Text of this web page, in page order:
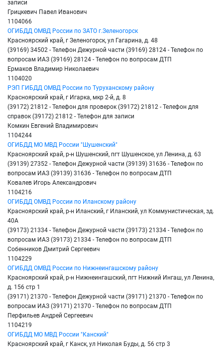
записи
Грицкевич Павел Иванович
1104066
ОГИБДД ОМВД России по ЗАТО г.Зеленогорск
Красноярский край, г Зеленогорск, ул Гагарина, д. 48
(39169) 34502 - Телефон Дежурной части (39169) 28124 - Телефон по
вопросам ИАЗ (39169) 28124 - Телефон по вопросам ДТП
Ермаков Владимир Николаевич
1104020
РЭП ГИБДД ОМВД России по Туруханскому району
Красноярский край, г Игарка, мкр 2-й, д. 8
(39172) 21812 - Телефон для проверок (39172) 21812 - Телефон для
справок (39172) 21812 - Телефон для записи
Комкин Евгений Владимирович
1104244
ОГИБДД МО МВД России "Шушенский"
Красноярский край, р-н Шушенский, пгт Шушенское, ул Ленина, д. 63
(39139) 27352 - Телефон Дежурной части (39139) 31636 - Телефон по
вопросам ИАЗ (39139) 31636 - Телефон по вопросам ДТП
Ковалев Игорь Александрович
1104216
ОГИБДД ОМВД России по Иланскому району
Красноярский край, р-н Иланский, г Иланский, ул Коммунистическая, зд.
40А
(39173) 21334 - Телефон Дежурной части (39173) 21334 - Телефон по
вопросам ИАЗ (39173) 21334 - Телефон по вопросам ДТП
Собенников Дмитрий Сергеевич
1104229
ОГИБДД ОМВД России по Нижнеингашскому району
Красноярский край, р-н Нижнеингашский, пгт Нижний Ингаш, ул Ленина,
д. 156 стр 1
(39171) 21370 - Телефон Дежурной части (39171) 21370 - Телефон по
вопросам ИАЗ (39171) 21370 - Телефон по вопросам ДТП
Перфильев Андрей Сергеевич
1104219
ОГИБДД МО МВД России "Канский"
Красноярский край, г Канск, ул Николая Буды, д. 56 стр 3